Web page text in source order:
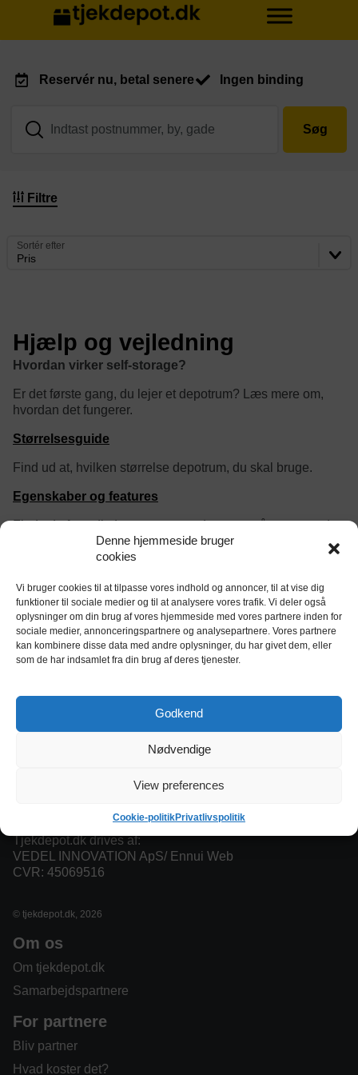
Denne hjemmeside bruger
cookies
Vi bruger cookies til at tilpasse vores indhold og annoncer, til at vise dig
funktioner til sociale medier og til at analysere vores trafik. Vi deler også
oplysninger om din brug af vores hjemmeside med vores partnere inden for
sociale medier, annonceringspartnere og analysepartnere. Vores partnere
kan kombinere disse data med andre oplysninger, du har givet dem, eller
som de har indsamlet fra din brug af deres tjenester.
Godkend
Nødvendige
View preferences
Cookie-politikPrivatlivspolitik
Reservér nu, betal senere Ingen binding
Søg
Filtre
Pris
Sortér efter
Hjælp og vejledning
Hvordan virker self-storage?
Er det første gang, du lejer et depotrum? Læs mere om,
hvordan det fungerer.
Størrelsesguide
Find ud at, hvilken størrelse depotrum, du skal bruge.
Egenskaber og features
Find ud af om dit depotrum være døgnovervåget, og er det
vigtigt at det er opvarmet og klimakontrolleret?
sammenligning og booking af opbevaring og
Vores ambition er at samle danske opbevaringsmuligheder
depotrum, opmagasinering af møbler,
Tjekdepot.dk drives af:
VEDEL INNOVATION ApS/ Ennui Web
CVR: 45069516
© tjekdepot.dk, 2026
Om os
Om tjekdepot.dk
Samarbejdspartnere
For partnere
Bliv partner
Hvad koster det?